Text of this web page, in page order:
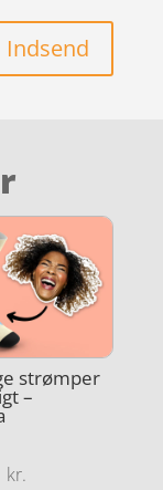
Indsend
strømper
–
kr.